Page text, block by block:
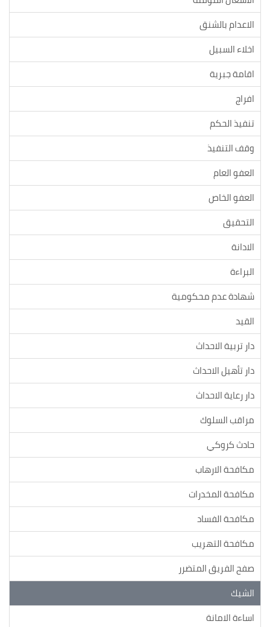
الاعدام بالشنق
اخلاء السبيل
اقامة جبرية
افراج
تنفيذ الحكم
وقف التنفيذ
العفو العام
العفو الخاص
التحقيق
الادانة
البراءة
شهادة عدم محكومية
القيد
دار تربية الاحداث
دار تأهيل الاحداث
دار رعاية الاحداث
مراقب السلوك
حادث كروكي
مكافحة الارهاب
مكافحة المخدرات
مكافحة الفساد
مكافحة التهريب
صفح الفريق المتضرر
الشيك
اساءة الامانة